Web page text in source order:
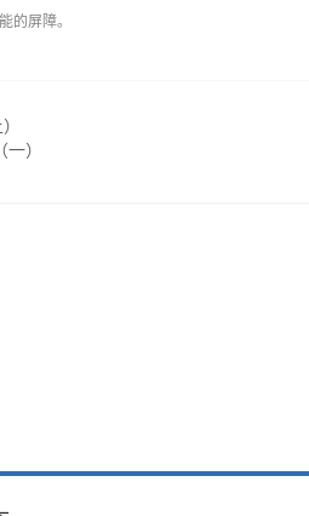
的屏障。
）